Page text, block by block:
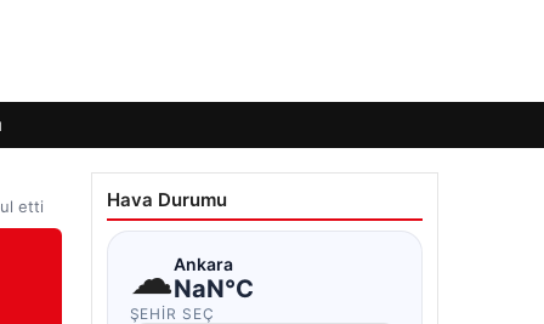
etti Hava Durumu
☁Ankara
NaN°C
ŞEHIR SEÇ